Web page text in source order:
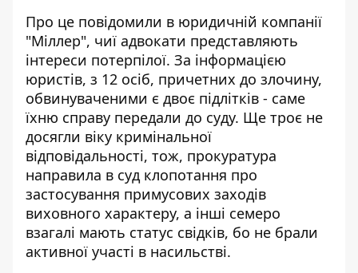
Про це повідомили в юридичній компанії
"Міллер", чиї адвокати представляють
інтереси потерпілої. За інформацією
юристів, з 12 осіб, причетних до злочину,
обвинуваченими є двоє підлітків - саме
їхню справу передали до суду. Ще троє не
досягли віку кримінальної
відповідальності, тож, прокуратура
направила в суд клопотання про
застосування примусових заходів
виховного характеру, а інші семеро
взагалі мають статус свідків, бо не брали
активної участі в насильстві.